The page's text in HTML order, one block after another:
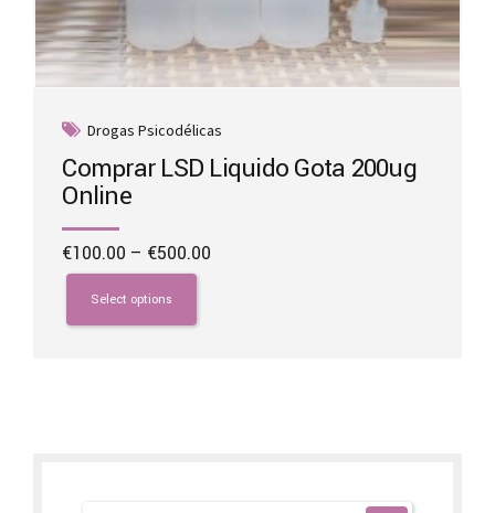
Drogas Psicodélicas
Comprar LSD Liquido Gota 200ug
Online
€100.00 – €500.00
Select options
This
product
has